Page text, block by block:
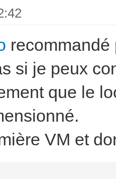
recommandé
si je peux
que le
VM et